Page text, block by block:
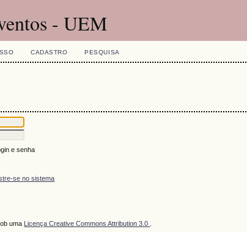
- UEM
CADASTRO PESQUISA
e senha
se no sistema
uma Licença Creative Commons Attribution 3.0